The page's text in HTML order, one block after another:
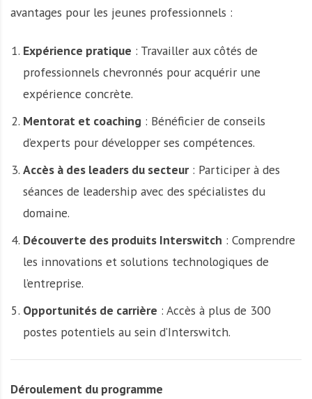
avantages pour les jeunes professionnels :
Expérience pratique : Travailler aux côtés de
professionnels chevronnés pour acquérir une
expérience concrète.
Mentorat et coaching : Bénéficier de conseils
d’experts pour développer ses compétences.
Accès à des leaders du secteur: Participer à des
séances de leadership avec des spécialistes du
domaine.
Découverte des produits Interswitch : Comprendre
les innovations et solutions technologiques de
l’entreprise.
Opportunités de carrière : Accès à plus de 300
postes potentiels au sein d’Interswitch.
Déroulement du programme